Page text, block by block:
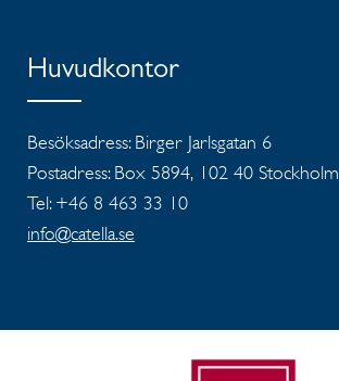
Huvudkontor
Besöksadress: Birger Jarlsgatan 6
Postadress: Box 5894, 102 40 Stockholm
Tel: +46 8 463 33 10
info@catella.se